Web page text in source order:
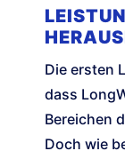
Die ersten
dass
Bereichen
Doch wie